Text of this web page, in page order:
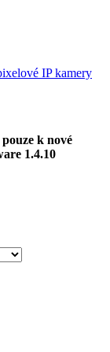
IP kamery
k nové
1.4.10